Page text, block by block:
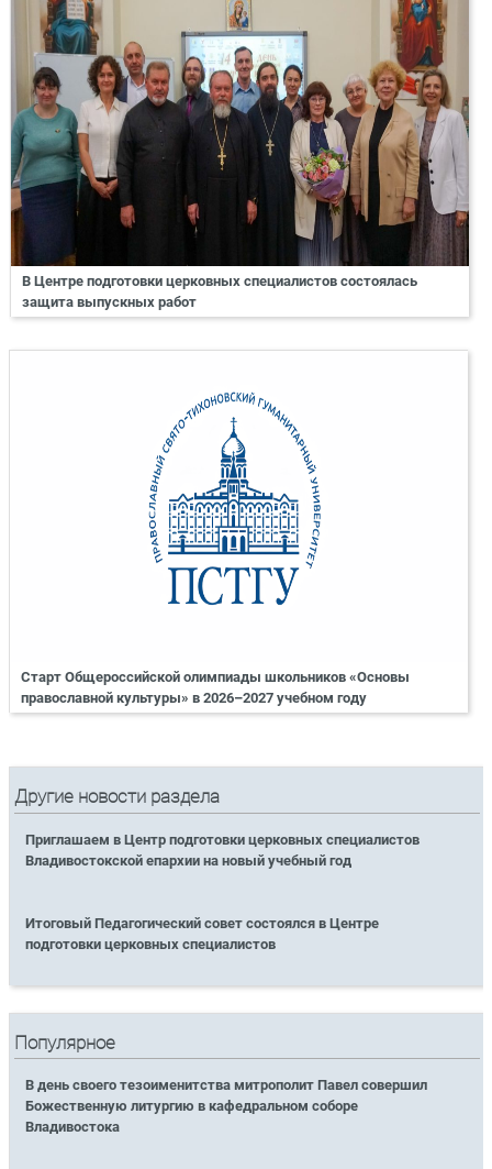
В Центре подготовки церковных специалистов состоялась
защита выпускных работ
Старт Общероссийской олимпиады школьников «Основы
православной культуры» в 2026–2027 учебном году
Другие новости раздела
Приглашаем в Центр подготовки церковных специалистов
Владивостокской епархии на новый учебный год
Итоговый Педагогический совет состоялся в Центре
подготовки церковных специалистов
Популярное
В день своего тезоименитства митрополит Павел совершил
Божественную литургию в кафедральном соборе
Владивостока